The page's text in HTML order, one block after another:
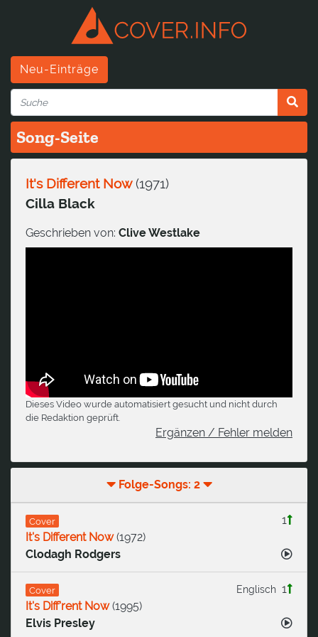
Neu-Einträge
Song-Seite
It's Different Now(1971)
Cilla Black
Geschrieben von: Clive Westlake
Dieses Video wurde automatisiert gesucht und nicht durch
die Redaktion geprüft.
Ergänzen / Fehler melden
Folge-Songs: 2
Cover
1
It's Different Now(1972)
Clodagh Rodgers
Cover 1
Englisch
It's Diff'rent Now(1995)
Elvis Presley